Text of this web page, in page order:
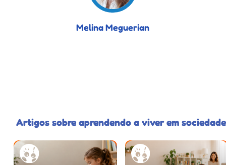
Melina Meguerian
Artigos sobre aprendendo a viver em sociedade